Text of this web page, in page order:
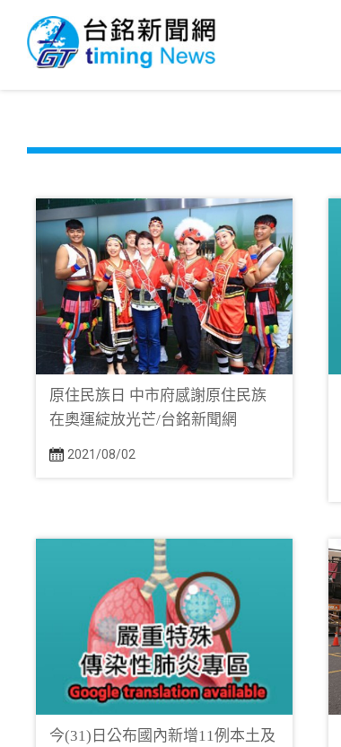
原住民族日 中市府感謝原住民族
在奧運綻放光芒/台銘新聞網
2021/08/02
今(31)日公布國內新增11例本土及